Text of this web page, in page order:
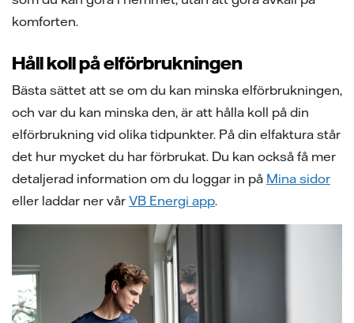
svar
vid skada
av våra ledningar
projekt
oss
komforten.
Håll koll på elförbrukningen
Bästa sättet att se om du kan minska elförbrukningen,
och var du kan minska den, är att hålla koll på din
elförbrukning vid olika tidpunkter. På din elfaktura står
det hur mycket du har förbrukat. Du kan också få mer
detaljerad information om du loggar in på Mina sidor
eller laddar ner vår VB Energi app.